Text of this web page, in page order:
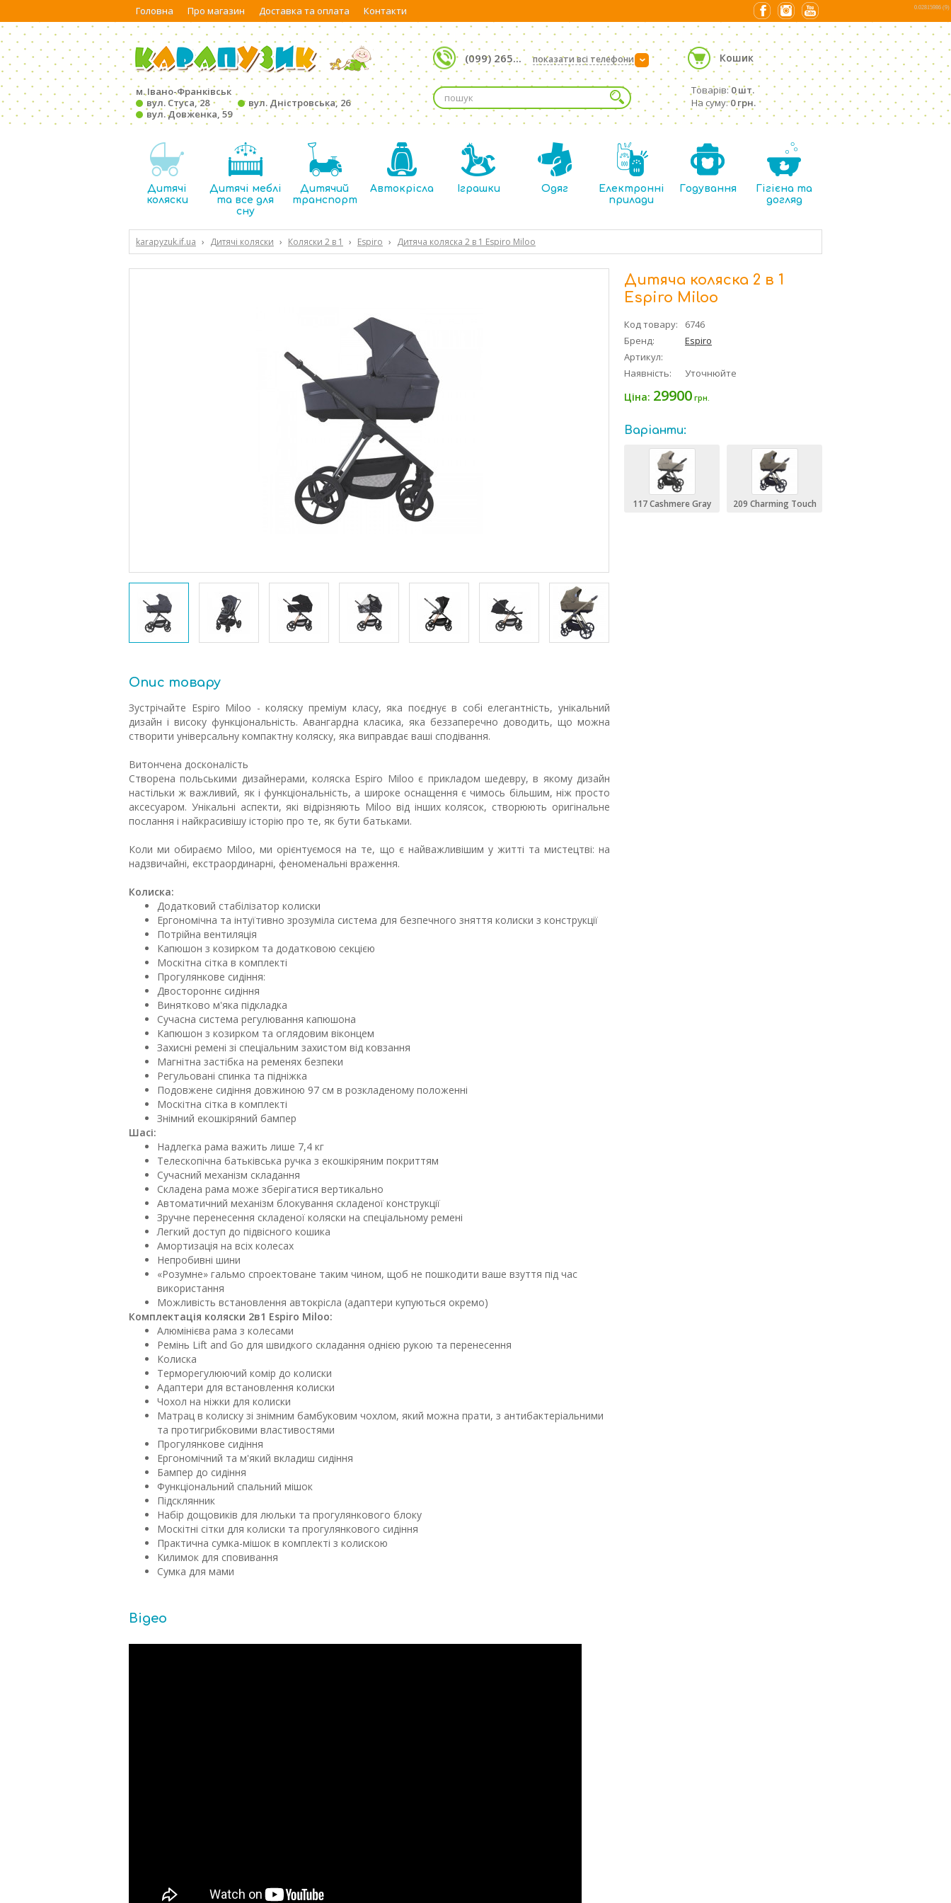
Головна Про магазин Доставка та оплата Контакти
м. Івано-Франківськ
вул. Стуса, 28
вул. Дністровська, 26
вул. Довженка, 59
(099) 265... ›
показати всі телефони Кошик
Товарів:0 шт.
На суму:0 грн.
Дитячі
коляски
Дитячі меблі
та все для
сну
Дитячий
транспорт
Автокрісла Іграшки Одяг
Електронні
прилади
Годування
Гігієна та
догляд
karapyzuk.if.ua › Дитячі коляски › Коляски 2 в 1 › Espiro › Дитяча коляска 2 в 1 Espiro Miloo
Дитяча коляска 2 в 1
Espiro Miloo
Код товару:
6746
Бренд:
Espiro
Артикул:
Наявність:
Уточнюйте
Ціна: 29900 грн.
Варіанти:
117 Cashmere Gray 209 Charming Touch
Опис товару
Зустрічайте Espiro Miloo - коляску преміум класу, яка поєднує в собі елегантність, унікальний
дизайн і високу функціональність. Авангардна класика, яка беззаперечно доводить, що можна
створити універсальну компактну коляску, яка виправдає ваші сподівання.
Витончена досконалість
Створена польськими дизайнерами, коляска Espiro Miloo є прикладом шедевру, в якому дизайн
настільки ж важливий, як і функціональність, а широке оснащення є чимось більшим, ніж просто
аксесуаром. Унікальні аспекти, які відрізняють Miloo від інших колясок, створюють оригінальне
послання і найкрасивішу історію про те, як бути батьками.
Коли ми обираємо Miloo, ми орієнтуємося на те, що є найважливішим у житті та мистецтві: на
надзвичайні, екстраординарні, феноменальні враження.
Колиска:
Додатковий стабілізатор колиски
Ергономічна та інтуїтивно зрозуміла система для безпечного зняття колиски з конструкції
Потрійна вентиляція
Капюшон з козирком та додатковою секцією
Москітна сітка в комплекті
Прогулянкове сидіння:
Двостороннє сидіння
Винятково м'яка підкладка
Сучасна система регулювання капюшона
Капюшон з козирком та оглядовим віконцем
Захисні ремені зі спеціальним захистом від ковзання
Магнітна застібка на ременях безпеки
Регульовані спинка та підніжка
Подовжене сидіння довжиною 97 см в розкладеному положенні
Москітна сітка в комплекті
Знімний екошкіряний бампер
Шасі:
Надлегка рама важить лише 7,4 кг
Телескопічна батьківська ручка з екошкіряним покриттям
Сучасний механізм складання
Складена рама може зберігатися вертикально
Автоматичний механізм блокування складеної конструкції
Зручне перенесення складеної коляски на спеціальному ремені
Легкий доступ до підвісного кошика
Амортизація на всіх колесах
Непробивні шини
«Розумне» гальмо спроектоване таким чином, щоб не пошкодити ваше взуття під час
використання
Можливість встановлення автокрісла (адаптери купуються окремо)
Комплектація коляски 2в1 Espiro Miloo:
Алюмінієва рама з колесами
Ремінь Lift and Go для швидкого складання однією рукою та перенесення
Колиска
Терморегулюючий комір до колиски
Адаптери для встановлення колиски
Чохол на ніжки для колиски
Матрац в колиску зі знімним бамбуковим чохлом, який можна прати, з антибактеріальними
та протигрибковими властивостями
Прогулянкове сидіння
Ергономічний та м'який вкладиш сидіння
Бампер до сидіння
Функціональний спальний мішок
Підсклянник
Набір дощовиків для люльки та прогулянкового блоку
Москітні сітки для колиски та прогулянкового сидіння
Практична сумка-мішок в комплекті з колискою
Килимок для сповивання
Cумка для мами
Відео
0.02815986 (9)